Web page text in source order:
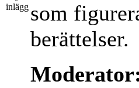
som
berättelser.